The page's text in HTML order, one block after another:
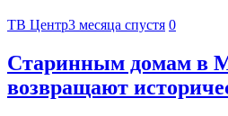
ТВ Центр3 месяца спустя 0
Старинным домам в
возвращают